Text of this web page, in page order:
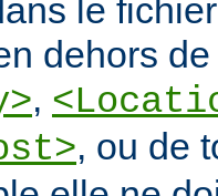
le
dehors
,
, ou de